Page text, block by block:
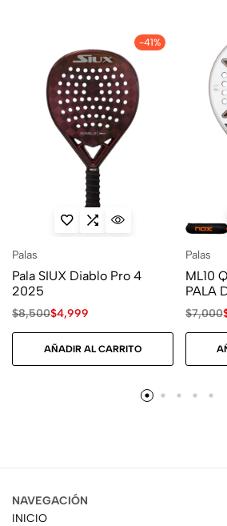
-41%
Palas
Pala SIUX Diablo Pro 4
2025
$8,500$4,999
AÑADIR AL CARRITO
Palas
ML10
PALA
$7,000
NAVEGACIÓN
INICIO